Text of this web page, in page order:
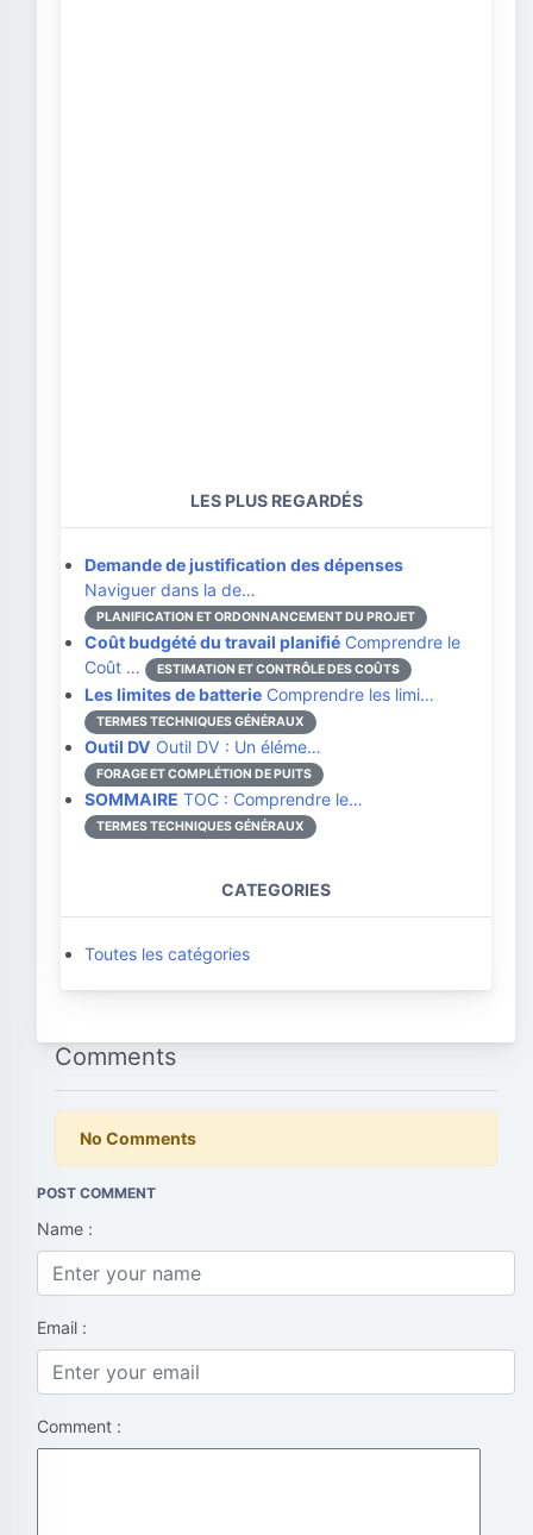
LES PLUS REGARDÉS
Demande de justification des dépenses
Naviguer dans la de…
PLANIFICATION ET ORDONNANCEMENT DU PROJET
Coût budgété du travail planifié Comprendre le
Coût …
ESTIMATION ET CONTRÔLE DES COÛTS
Les limites de batterie Comprendre les limi…
TERMES TECHNIQUES GÉNÉRAUX
Outil DV Outil DV : Un éléme…
FORAGE ET COMPLÉTION DE PUITS
SOMMAIRE TOC : Comprendre le…
TERMES TECHNIQUES GÉNÉRAUX
CATEGORIES
Toutes les catégories
Comments
No Comments
POST COMMENT
Name :
Email :
Comment :